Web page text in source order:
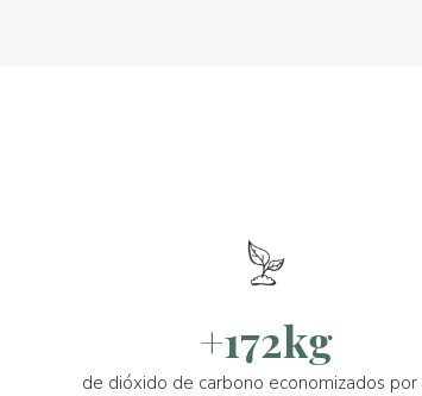
+172kg
de dióxido de carbono economizados por